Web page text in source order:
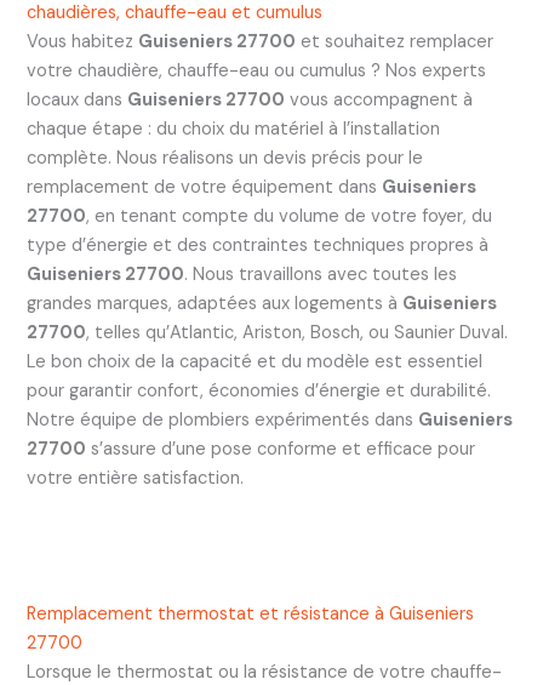
chaudières, chauffe-eau et cumulus
Vous habitez Guiseniers 27700 et souhaitez remplacer
votre chaudière, chauffe-eau ou cumulus ? Nos experts
locaux dans Guiseniers 27700 vous accompagnent à
chaque étape : du choix du matériel à l’installation
complète. Nous réalisons un devis précis pour le
remplacement de votre équipement dans Guiseniers
27700, en tenant compte du volume de votre foyer, du
type d’énergie et des contraintes techniques propres à
Guiseniers 27700. Nous travaillons avec toutes les
grandes marques, adaptées aux logements à Guiseniers
27700, telles qu’Atlantic, Ariston, Bosch, ou Saunier Duval.
Le bon choix de la capacité et du modèle est essentiel
pour garantir confort, économies d’énergie et durabilité.
Notre équipe de plombiers expérimentés dans Guiseniers
27700 s’assure d’une pose conforme et efficace pour
votre entière satisfaction.
Remplacement thermostat et résistance à Guiseniers
27700
Lorsque le thermostat ou la résistance de votre chauffe-